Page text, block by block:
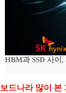
HBM과 SSD 사이
보드나라 많이 본